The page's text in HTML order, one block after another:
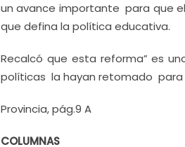
un avance importante para que
que defina la política educativa.
Recalcó que esta reforma” es
políticas la hayan retomado para
Provincia, pág.9 A
COLUMNAS